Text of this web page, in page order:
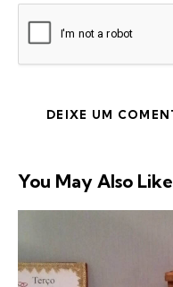
You May Also Like